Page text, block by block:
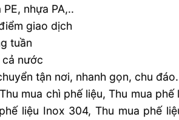
nhựa PA,..
giao dịch
tuần
nước
tận nơi, nhanh gọn, chu đáo.
mua chì phế liệu, Thu mua
liệu Inox 304, Thu mua phế